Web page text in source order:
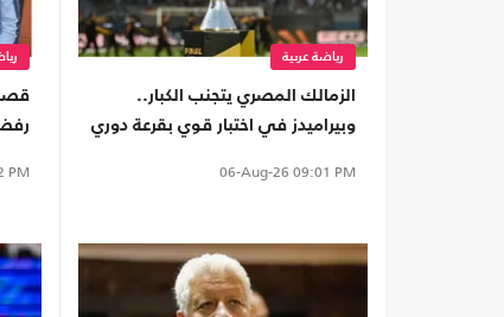
رياضة عربية
الزمالك المصري يتجنب الكبار..
وبيراميدز في اختبار قوي بقرعة دوري
06-Aug-26 09:01 PM
PM